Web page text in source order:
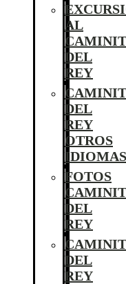
AL
DEL
REY
DEL
REY
OTROS
IDIOMAS
FOTOS
DEL
REY
DEL
REY